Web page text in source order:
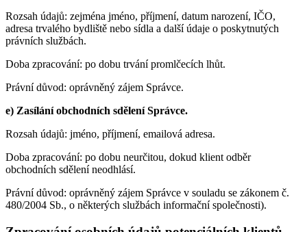
Rozsah údajů: zejména jméno, příjmení, datum narození, IČO,
adresa trvalého bydliště nebo sídla a další údaje o poskytnutých
právních službách.
Doba zpracování: po dobu trvání promlčecích lhůt.
Právní důvod: oprávněný zájem Správce.
e) Zasílání obchodních sdělení Správce.
Rozsah údajů: jméno, příjmení, emailová adresa.
Doba zpracování: po dobu neurčitou, dokud klient odběr
obchodních sdělení neodhlásí.
Právní důvod: oprávněný zájem Správce v souladu se zákonem č.
480/2004 Sb., o některých službách informační společnosti).